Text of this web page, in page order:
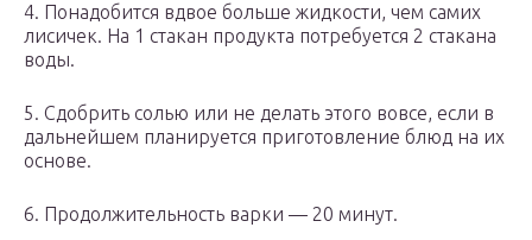
4. Понадобится вдвое больше жидкости, чем самих
лисичек. На 1 стакан продукта потребуется 2 стакана
воды.
5. Сдобрить солью или не делать этого вовсе, если в
дальнейшем планируется приготовление блюд на их
основе.
6. Продолжительность варки — 20 минут.